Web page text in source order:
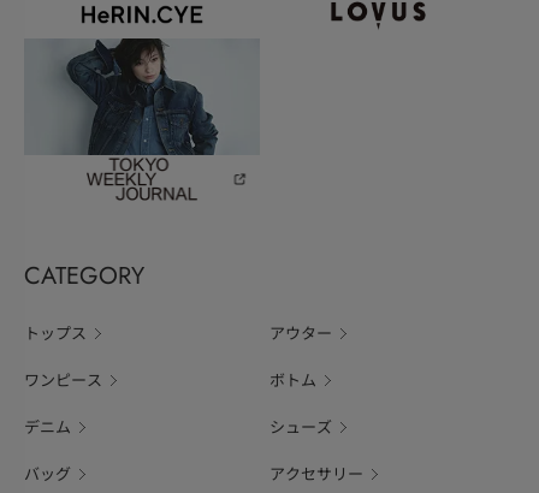
CATEGORY
トップス アウター
ワンピース ボトム
デニム シューズ
バッグ アクセサリー